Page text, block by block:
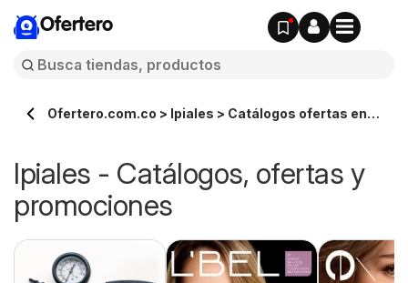
Ofertero
Ofertero.com.co > Ipiales > Catálogos ofertas en
Ipiales - Catálogos, ofertas y
promociones